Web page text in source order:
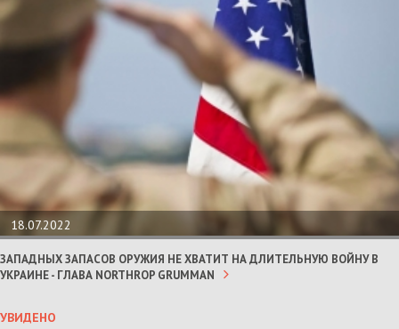
18.07.2022
ЗАПАДНЫХ ЗАПАСОВ ОРУЖИЯ НЕ ХВАТИТ НА ДЛИТЕЛЬНУЮ ВОЙНУ В
УКРАИНЕ - ГЛАВА NORTHROP GRUMMAN
УВИДЕНО